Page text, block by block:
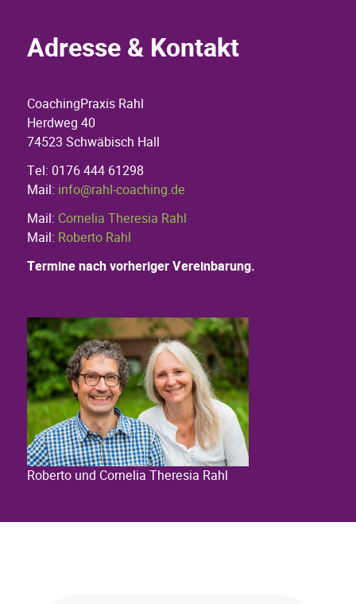
Adresse & Kontakt
CoachingPraxis Rahl
Herdweg 40
74523 Schwäbisch Hall
Tel: 0176 444 61298
Mail: info@rahl-coaching.de
Mail: Cornelia Theresia Rahl
Mail: Roberto Rahl
Termine nach vorheriger Vereinbarung.
Roberto und Cornelia Theresia Rahl